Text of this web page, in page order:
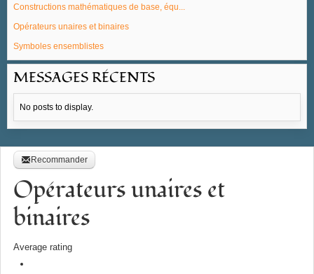
Constructions mathématiques de base, équ...
Opérateurs unaires et binaires
Symboles ensemblistes
MESSAGES RÉCENTS
No posts to display.
Recommander
Opérateurs unaires et
binaires
Average rating